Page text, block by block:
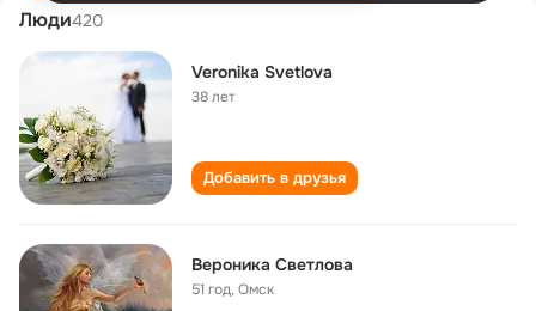
Люди420
Veronika Svetlova
38 лет
Добавить в друзья
Вероника Светлова
51 год,Омск